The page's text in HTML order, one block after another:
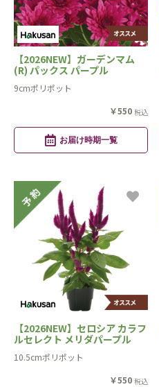
【2026NEW】ガーデンマム
(R) パックス パープル
9cmポリポット
￥550 税込
お届け時期一覧
【2026NEW】セロシア カラフ
ルセレクト メリダパープル
10.5cmポリポット
￥550 税込